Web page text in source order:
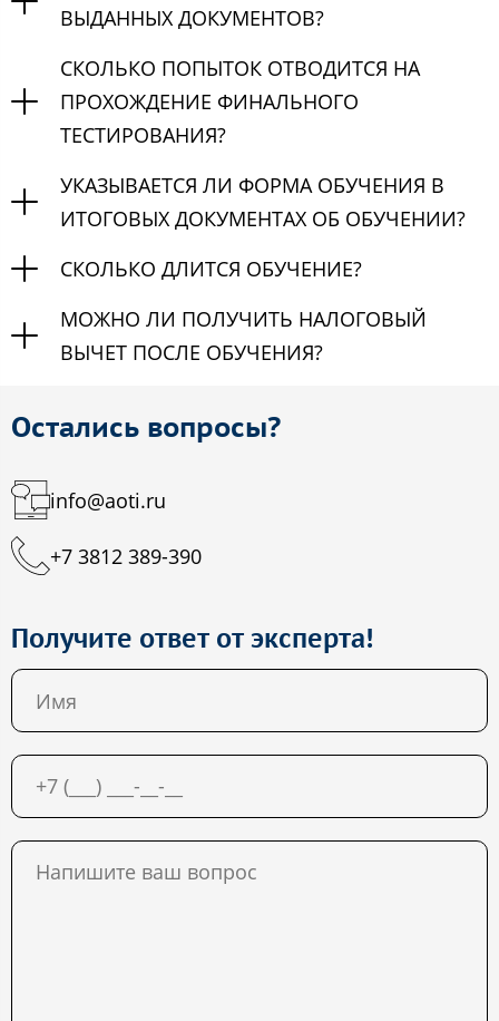
ВЫДАННЫХ ДОКУМЕНТОВ?
СКОЛЬКО ПОПЫТОК ОТВОДИТСЯ НА
ПРОХОЖДЕНИЕ ФИНАЛЬНОГО
ТЕСТИРОВАНИЯ?
УКАЗЫВАЕТСЯ ЛИ ФОРМА ОБУЧЕНИЯ В
ИТОГОВЫХ ДОКУМЕНТАХ ОБ ОБУЧЕНИИ?
СКОЛЬКО ДЛИТСЯ ОБУЧЕНИЕ?
МОЖНО ЛИ ПОЛУЧИТЬ НАЛОГОВЫЙ
ВЫЧЕТ ПОСЛЕ ОБУЧЕНИЯ?
Остались вопросы?
info@aoti.ru
+7 3812 389-390
Получите ответ от эксперта!